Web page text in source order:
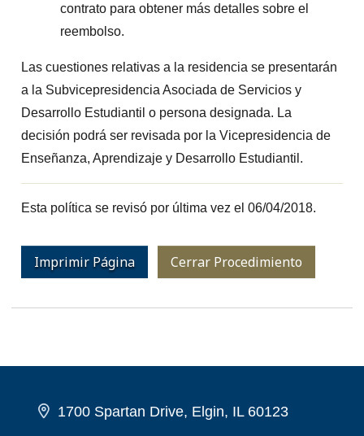
contrato para obtener más detalles sobre el
reembolso.
Las cuestiones relativas a la residencia se presentarán
a la Subvicepresidencia Asociada de Servicios y
Desarrollo Estudiantil o persona designada. La
decisión podrá ser revisada por la Vicepresidencia de
Enseñanza, Aprendizaje y Desarrollo Estudiantil.
Esta política se revisó por última vez el 06/04/2018.
Imprimir Página Cerrar Procedimiento
1700 Spartan Drive, Elgin, IL 60123